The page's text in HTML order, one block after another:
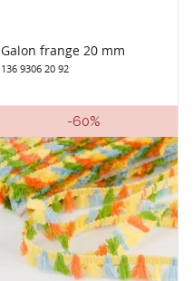
Galon frange 20 mm
136 9306 20 92
-60%